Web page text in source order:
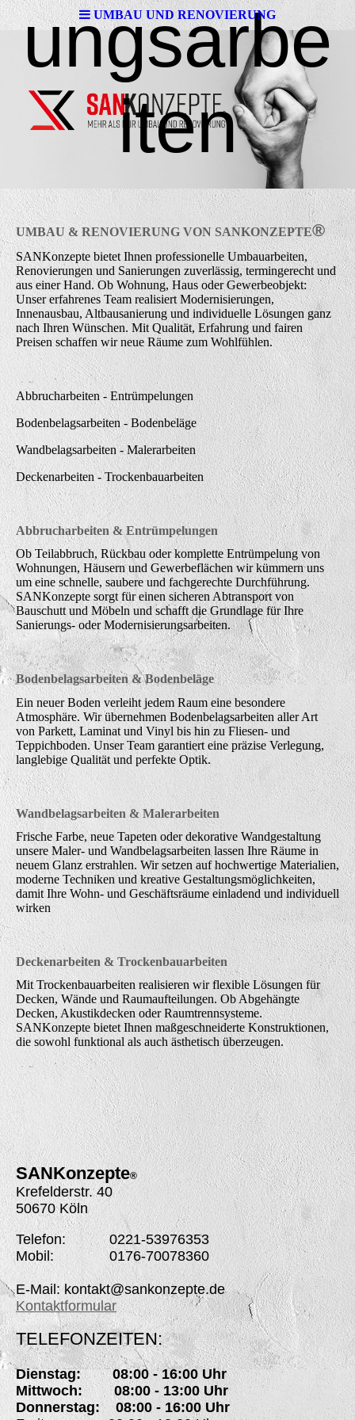
UMBAU UND RENOVIERUNG
ungsarbe
iten
UMBAU & RENOVIERUNG VON SANKONZEPTE®
SANKonzepte bietet Ihnen professionelle Umbauarbeiten,
Renovierungen und Sanierungen zuverlässig, termingerecht und
aus einer Hand. Ob Wohnung, Haus oder Gewerbeobjekt:
Unser erfahrenes Team realisiert Modernisierungen,
Innenausbau, Altbausanierung und individuelle Lösungen ganz
nach Ihren Wünschen. Mit Qualität, Erfahrung und fairen
Preisen schaffen wir neue Räume zum Wohlfühlen.
Abbrucharbeiten - Entrümpelungen
Bodenbelagsarbeiten - Bodenbeläge
Wandbelagsarbeiten - Malerarbeiten
Deckenarbeiten - Trockenbauarbeiten
Abbrucharbeiten & Entrümpelungen
Ob Teilabbruch, Rückbau oder komplette Entrümpelung von
Wohnungen, Häusern und Gewerbeflächen wir kümmern uns
um eine schnelle, saubere und fachgerechte Durchführung.
SANKonzepte sorgt für einen sicheren Abtransport von
Bauschutt und Möbeln und schafft die Grundlage für Ihre
Sanierungs- oder Modernisierungsarbeiten.
Bodenbelagsarbeiten & Bodenbeläge
Ein neuer Boden verleiht jedem Raum eine besondere
Atmosphäre. Wir übernehmen Bodenbelagsarbeiten aller Art
von Parkett, Laminat und Vinyl bis hin zu Fliesen- und
Teppichboden. Unser Team garantiert eine präzise Verlegung,
langlebige Qualität und perfekte Optik.
Wandbelagsarbeiten & Malerarbeiten
Frische Farbe, neue Tapeten oder dekorative Wandgestaltung
unsere Maler- und Wandbelagsarbeiten lassen Ihre Räume in
neuem Glanz erstrahlen. Wir setzen auf hochwertige Materialien,
moderne Techniken und kreative Gestaltungsmöglichkeiten,
damit Ihre Wohn- und Geschäftsräume einladend und individuell
wirken
Deckenarbeiten & Trockenbauarbeiten
Mit Trockenbauarbeiten realisieren wir flexible Lösungen für
Decken, Wände und Raumaufteilungen. Ob Abgehängte
Decken, Akustikdecken oder Raumtrennsysteme.
SANKonzepte bietet Ihnen maßgeschneiderte Konstruktionen,
die sowohl funktional als auch ästhetisch überzeugen.
SANKonzepte®
Krefelderstr. 40
50670 Köln
Telefon: 0221-53976353
Mobil: 0176-70078360
E-Mail: kontakt@sankonzepte.de
Kontaktformular
TELEFONZEITEN:
Dienstag: 08:00 - 16:00 Uhr
Mittwoch: 08:00 - 13:00 Uhr
Donnerstag: 08:00 - 16:00 Uhr